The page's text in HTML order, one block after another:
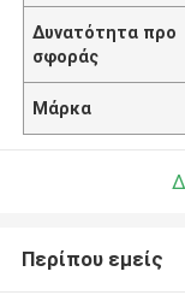
Δυνατότητα προ
σφοράς
Μάρκα
Περίπου εμείς